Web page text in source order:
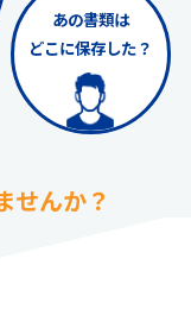
あの書類は
どこに保存した？
せんか？